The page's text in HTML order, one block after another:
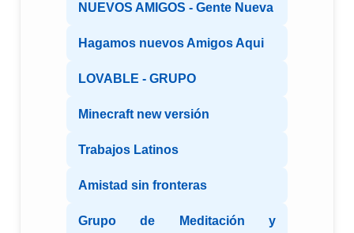
NUEVOS AMIGOS - Gente Nueva
Hagamos nuevos Amigos Aqui
LOVABLE - GRUPO
Minecraft new versión
Trabajos Latinos
Amistad sin fronteras
Grupo de Meditación y